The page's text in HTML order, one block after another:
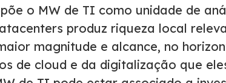
o MW de TI como unidade de
produz riqueza local
magnitude e alcance, no
de cloud e da digitalização que